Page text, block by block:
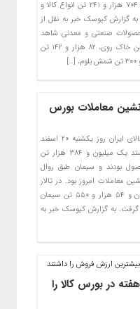
ماه میزبان عرضه ۷۰۴ هزار و ۲۴۱ تن انواع کالا و
گزارش کیوسک خبر به نقل از
محصولات صنعتی و معدنی شاهد
عرضه ۱۱۵ هزار تن خاک روی، ۸۲ هزار و ۱۴۲ تن
معاملات بورس
تالارهای بورس کالای ایران روز یکشنبه ۲۰ اسفند
ماه میزبان دادوستد یک میلیون و ۳۸۴ هزار تن
بودند و سیمان طبق روال
معاملات امروز بود. در تالار
سیمان یک میلیون و ۵۴ هزار و ۵۵۰ تن سیمان
گرفت. به گزارش کیوسک خبر به
ارزش فروش را داشتند
در بورس کالا را